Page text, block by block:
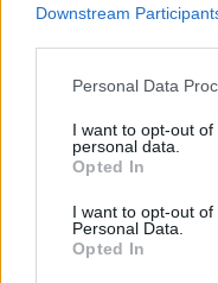
Downstream
Personal Data
I want to opt-out
personal data.
Opted In
I want to opt-out
Personal Data.
Opted In
Respostas:
0
InOff
Respostas:
0
ALMADA
Respostas:
0
Heliana
Respostas:
0
isahrocha